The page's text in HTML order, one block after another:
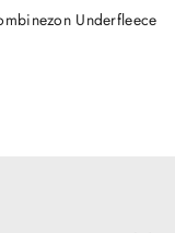
Underfleece